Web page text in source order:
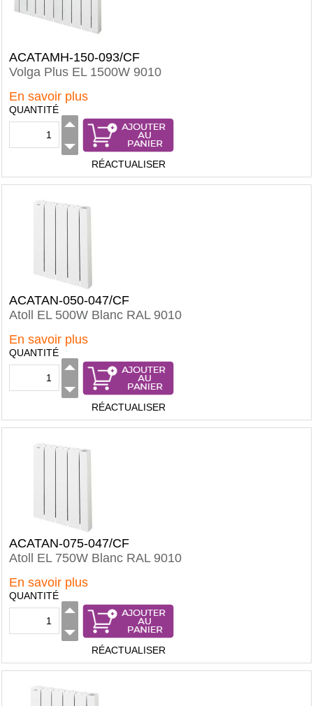
ACATAMH-150-093/CF
Volga Plus EL 1500W 9010
En savoir plus
QUANTITÉ
RÉACTUALISER
ACATAN-050-047/CF
Atoll EL 500W Blanc RAL 9010
En savoir plus
QUANTITÉ
RÉACTUALISER
ACATAN-075-047/CF
Atoll EL 750W Blanc RAL 9010
En savoir plus
QUANTITÉ
RÉACTUALISER